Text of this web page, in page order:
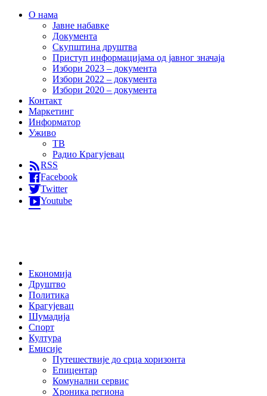
О нама
Јавне набавке
Документа
Скупштина друштва
Приступ информацијама од јавног значаја
Избори 2023 – документа
Избори 2022 – документа
Избори 2020 – документа
Контакт
Маркетинг
Информатор
Уживо
ТВ
Радио Крагујевац
RSS
Facebook
Twitter
Youtube
Економија
Друштво
Политика
Крагујевац
Шумадија
Спорт
Култура
Емисије
Путешествије до срца хоризонта
Епицентар
Комунални сервис
Хроника региона